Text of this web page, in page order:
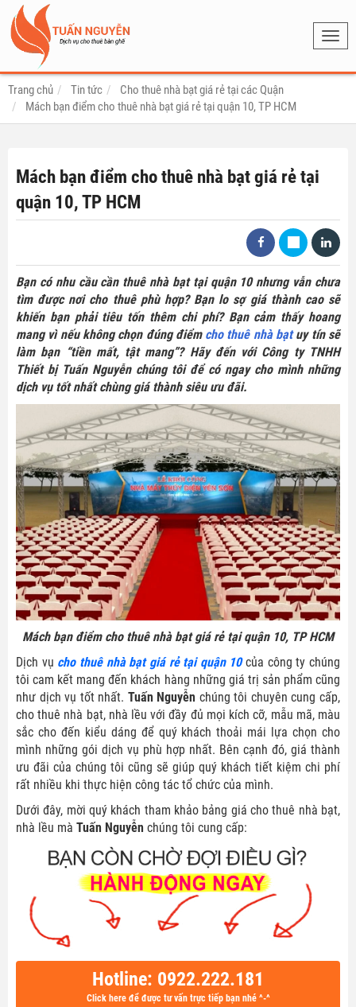
Trang chủ Tin tức
Cho thuê nhà bạt giá rẻ tại các Quận
Mách bạn điểm cho thuê nhà bạt giá rẻ tại quận 10, TP HCM
Mách bạn điểm cho thuê nhà bạt giá rẻ tại
quận 10, TP HCM
Bạn có nhu cầu cần thuê nhà bạt tại quận 10 nhưng vẫn chưa
tìm được nơi cho thuê phù hợp? Bạn lo sợ giá thành cao sẽ
khiến bạn phải tiêu tốn thêm chi phí? Bạn cảm thấy hoang
mang vì nếu không chọn đúng điểm cho thuê nhà bạtuy tín sẽ
làm bạn “tiền mất, tật mang”? Hãy đến với Công ty TNHH
Thiết bị Tuấn Nguyễn chúng tôi để có ngay cho mình những
dịch vụ tốt nhất chùng giá thành siêu ưu đãi.
Mách bạn điểm cho thuê nhà bạt giá rẻ tại quận 10, TP HCM
Dịch vụ cho thuê nhà bạt giá rẻ tại quận 10của công ty chúng
tôi cam kết mang đến khách hàng những giá trị sản phẩm cũng
như dịch vụ tốt nhất. Tuấn Nguyễn chúng tôi chuyên cung cấp,
cho thuê nhà bạt, nhà lều với đầy đủ mọi kích cỡ, mẫu mã, màu
sắc cho đến kiểu dáng để quý khách thoải mái lựa chọn cho
mình những gói dịch vụ phù hợp nhất. Bên cạnh đó, giá thành
ưu đãi của chúng tôi cũng sẽ giúp quý khách tiết kiệm chi phí
rất nhiều khi thực hiện công tác tổ chức của mình.
Dưới đây, mời quý khách tham khảo bảng giá cho thuê nhà bạt,
nhà lều mà Tuấn Nguyễn chúng tôi cung cấp:
Hotline: 0922.222.181
Click here để được tư vấn trực tiếp bạn nhé ^-^